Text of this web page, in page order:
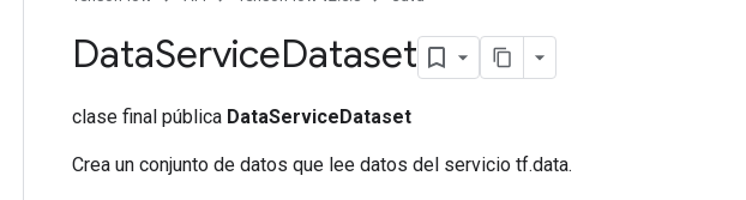
DataServiceDataset
clase final pública DataServiceDataset
Crea un conjunto de datos que lee datos del servicio tf.data.